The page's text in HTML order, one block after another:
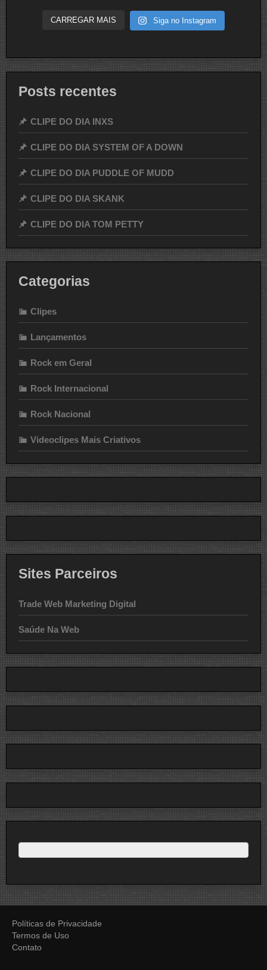
CARREGAR MAIS Siga no Instagram
Posts recentes
CLIPE DO DIA INXS
CLIPE DO DIA SYSTEM OF A DOWN
CLIPE DO DIA PUDDLE OF MUDD
CLIPE DO DIA SKANK
CLIPE DO DIA TOM PETTY
Categorias
Clipes
Lançamentos
Rock em Geral
Rock Internacional
Rock Nacional
Videoclipes Mais Criativos
Sites Parceiros
Trade Web Marketing Digital
Saúde Na Web
Políticas de Privacidade
Termos de Uso
Contato